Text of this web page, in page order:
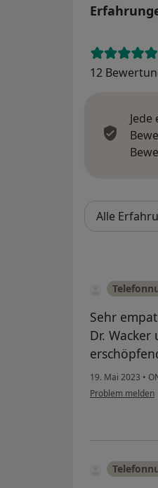
12
Sehr
Dr.
19. Mai 2023 •
Problem melden